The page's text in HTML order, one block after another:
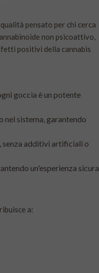
pensato per chi cerca
non psicoattivo,
positivi della cannabis
goccia è un potente
nel sistema, garantendo
senza additivi artificiali o
un'esperienza sicura
a: